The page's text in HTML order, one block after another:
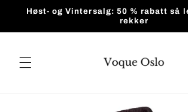
Høst- og Vintersalg: 50 % rabatt så
rekker